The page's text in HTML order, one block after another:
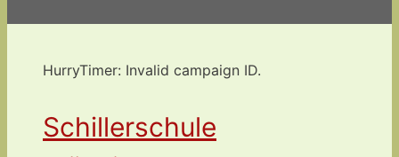
HurryTimer: Invalid campaign ID.
Schillerschule